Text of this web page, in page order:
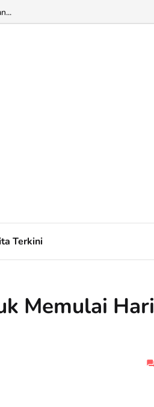
Terkini
Memulai Hari